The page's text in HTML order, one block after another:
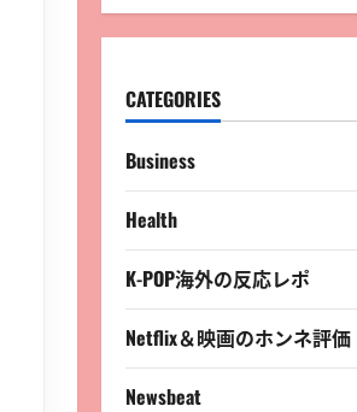
CATEGORIES
Business
Health
K-POP海外の反応レポ
Netflix＆映画のホンネ評価
Newsbeat